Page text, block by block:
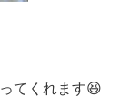
てくれます😆